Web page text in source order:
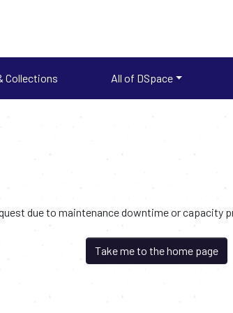
Collections All of DSpace
due to maintenance downtime or capacity
Take me to the home page